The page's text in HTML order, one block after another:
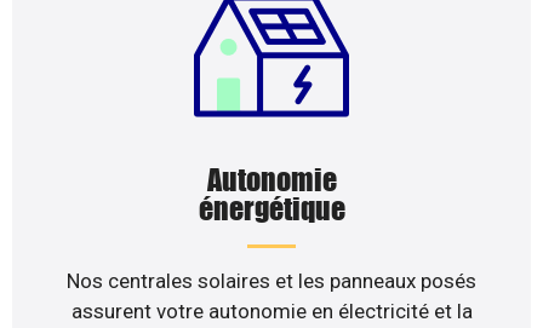
Autonomie
énergétique
Nos centrales solaires et les panneaux posés
assurent votre autonomie en électricité et la